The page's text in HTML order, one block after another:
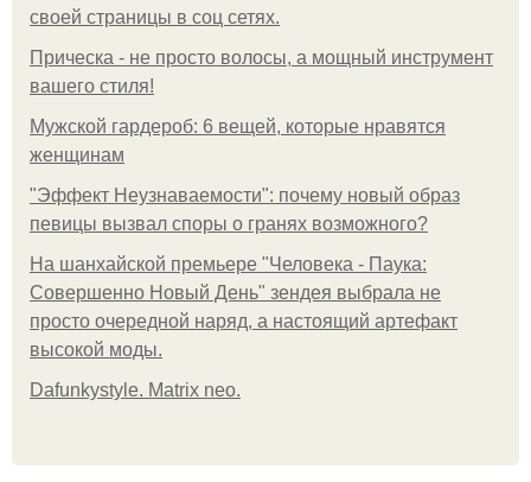
своей страницы в соц сетях.
Прическа - не просто волосы, а мощный инструмент
вашего стиля!
Мужской гардероб: 6 вещей, которые нравятся
женщинам
"Эффект Неузнаваемости": почему новый образ
певицы вызвал споры о гранях возможного?
На шанхайской премьере "Человека - Паука:
Совершенно Новый День" зендея выбрала не
просто очередной наряд, а настоящий артефакт
высокой моды.
Dafunkystyle. Matrix neo.